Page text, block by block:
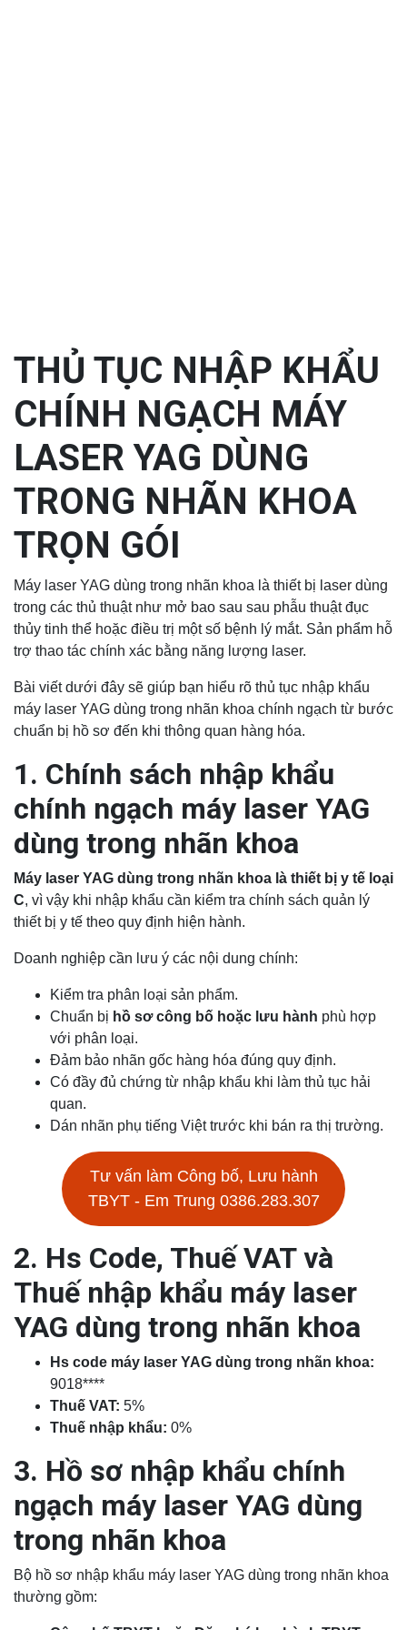
THỦ TỤC NHẬP KHẨU
CHÍNH NGẠCH MÁY
LASER YAG DÙNG
TRONG NHÃN KHOA
TRỌN GÓI
Máy laser YAG dùng trong nhãn khoa là thiết bị laser dùng
trong các thủ thuật như mở bao sau sau phẫu thuật đục
thủy tinh thể hoặc điều trị một số bệnh lý mắt. Sản phẩm hỗ
trợ thao tác chính xác bằng năng lượng laser.
Bài viết dưới đây sẽ giúp bạn hiểu rõ thủ tục nhập khẩu
máy laser YAG dùng trong nhãn khoa chính ngạch từ bước
chuẩn bị hồ sơ đến khi thông quan hàng hóa.
1. Chính sách nhập khẩu
chính ngạch máy laser YAG
dùng trong nhãn khoa
Máy laser YAG dùng trong nhãn khoa là thiết bị y tế loại
C, vì vậy khi nhập khẩu cần kiểm tra chính sách quản lý
thiết bị y tế theo quy định hiện hành.
Doanh nghiệp cần lưu ý các nội dung chính:
Kiểm tra phân loại sản phẩm.
Chuẩn bị hồ sơ công bố hoặc lưu hành phù hợp
với phân loại.
Đảm bảo nhãn gốc hàng hóa đúng quy định.
Có đầy đủ chứng từ nhập khẩu khi làm thủ tục hải
quan.
Dán nhãn phụ tiếng Việt trước khi bán ra thị trường.
Tư vấn làm Công bố, Lưu hành
TBYT - Em Trung 0386.283.307
2. Hs Code, Thuế VAT và
Thuế nhập khẩu máy laser
YAG dùng trong nhãn khoa
Hs code máy laser YAG dùng trong nhãn khoa:
9018****
Thuế VAT: 5%
Thuế nhập khẩu: 0%
3. Hồ sơ nhập khẩu chính
ngạch máy laser YAG dùng
trong nhãn khoa
Bộ hồ sơ nhập khẩu máy laser YAG dùng trong nhãn khoa
thường gồm: